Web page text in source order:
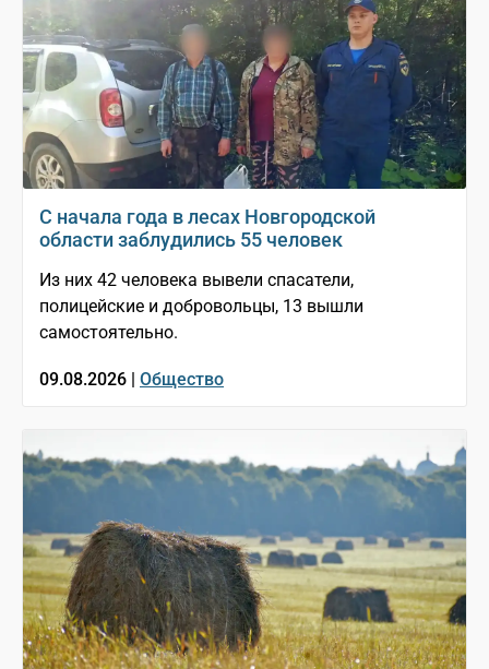
С начала года в лесах Новгородской
области заблудились 55 человек
Из них 42 человека вывели спасатели,
полицейские и добровольцы, 13 вышли
самостоятельно.
09.08.2026 | Общество